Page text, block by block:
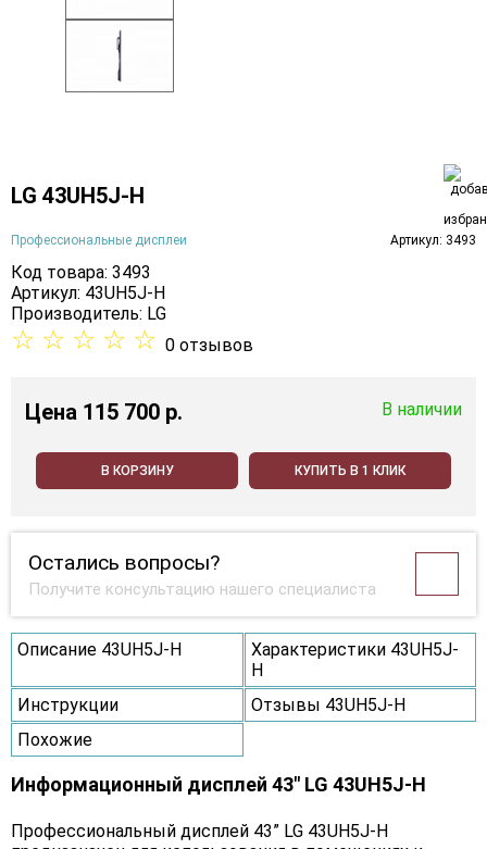
LG 43UH5J-H
Профессиональные дисплеи Артикул: 3493
Код товара: 3493
Артикул: 43UH5J-H
Производитель: LG
☆ ☆ ☆ ☆ ☆ 0 отзывов
Цена 115 700 p. В наличии
В КОРЗИНУ КУПИТЬ В 1 КЛИК
Остались вопросы?
Получите консультацию нашего специалиста
Описание 43UH5J-H
Характеристики 43UH5J-
H
Инструкции
Отзывы 43UH5J-H
Похожие
Информационный дисплей 43" LG 43UH5J-H
Профессиональный дисплей 43” LG 43UH5J-H